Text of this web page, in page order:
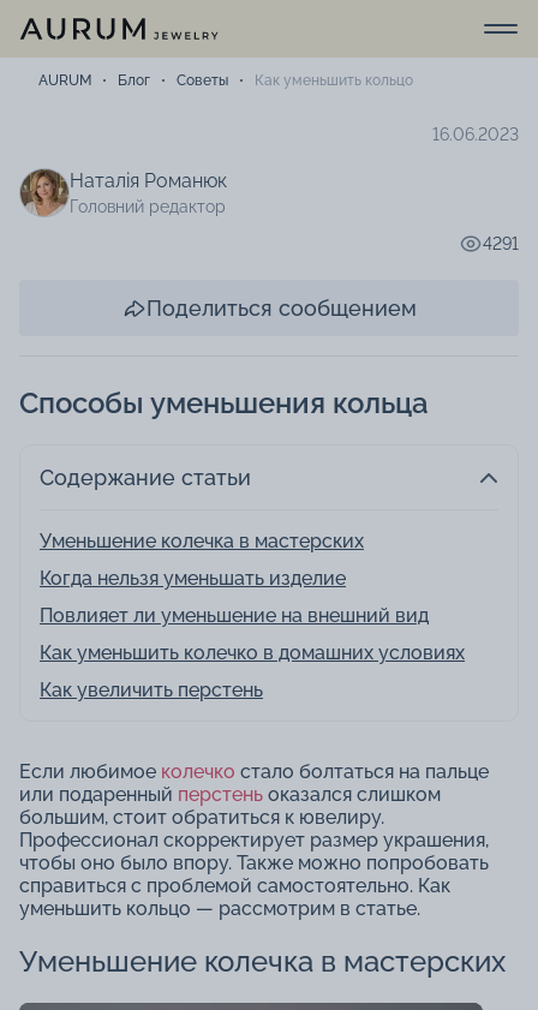
AURUM Блог Советы Как уменьшить кольцо
Способы уменьшения кольца
Содержание статьи
Уменьшение колечка в мастерских
Когда нельзя уменьшать изделие
Повлияет ли уменьшение на внешний вид
Как уменьшить колечко в домашних условиях
Как увеличить перстень
Если любимое колечко стало болтаться на пальце
или подаренный перстень оказался слишком
большим, стоит обратиться к ювелиру.
Профессионал скорректирует размер украшения,
чтобы оно было впору. Также можно попробовать
справиться с проблемой самостоятельно. Как
уменьшить кольцо — рассмотрим в статье.
Уменьшение колечка в мастерских
16.06.2023
Наталія Романюк
Головний редактор
4291
Поделиться сообщением